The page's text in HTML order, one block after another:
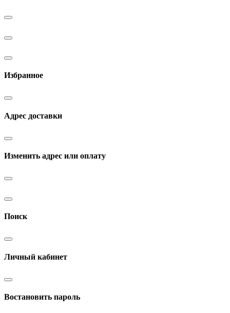
Избранное
Адрес доставки
Изменить адрес или оплату
Поиск
Личный кабинет
Востановить пароль